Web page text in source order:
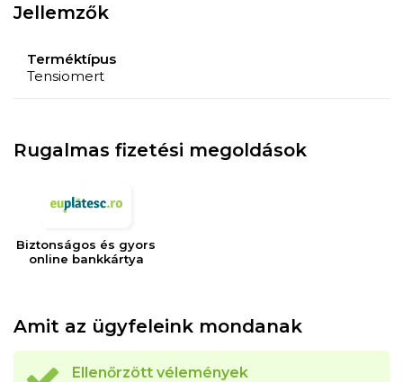
Jellemzők
Terméktípus
Tensiomert
Rugalmas fizetési megoldások
Biztonságos és gyors
online bankkártya
Amit az ügyfeleink mondanak
Ellenőrzött vélemények